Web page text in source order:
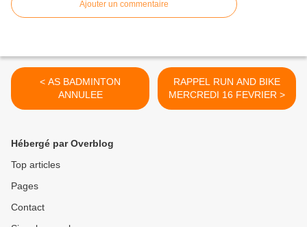
Ajouter un commentaire
< AS BADMINTON
ANNULEE
RAPPEL RUN AND BIKE
MERCREDI 16 FEVRIER >
Hébergé par Overblog
Top articles
Pages
Contact